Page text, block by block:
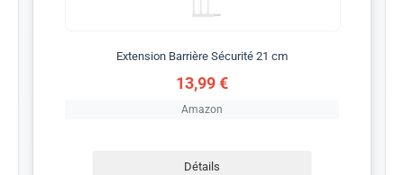
Extension Barrière Sécurité 21 cm
13,99 €
Amazon
Détails